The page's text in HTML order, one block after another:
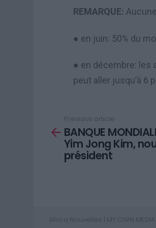
REMARQUE:
● en juin: 50% du
● en décembre: les
peut aller jusqu’à 6
more
Previous article
BANQUE
Yim Jong Kim,
président